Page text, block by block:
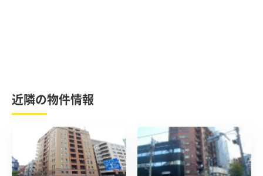
近隣の物件情報